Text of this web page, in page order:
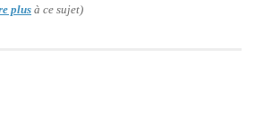
plusà ce sujet)